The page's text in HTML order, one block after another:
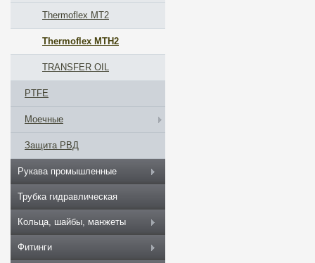
Thermoflex MT2
Thermoflex MTH2
TRANSFER OIL
PTFE
Моечные
Защита РВД
Рукава промышленные
Трубка гидравлическая
Кольца, шайбы, манжеты
Фитинги